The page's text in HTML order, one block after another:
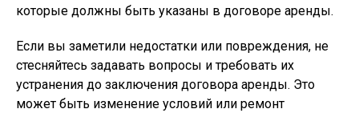
которые должны быть указаны в договоре аренды.
Если вы заметили недостатки или повреждения, не
стесняйтесь задавать вопросы и требовать их
устранения до заключения договора аренды. Это
может быть изменение условий или ремонт